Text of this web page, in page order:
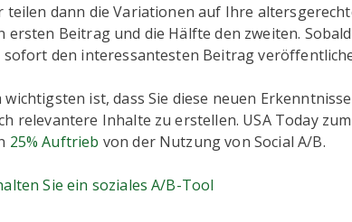
teilen dann die Variationen auf Ihre
ersten Beitrag und die Hälfte den zweiten.
sofort den interessantesten Beitrag
wichtigsten ist, dass Sie diese neuen
relevantere Inhalte zu erstellen. USA Today
25% Auftrieb von der Nutzung von Social A/B.
Sie ein soziales A/B-Tool